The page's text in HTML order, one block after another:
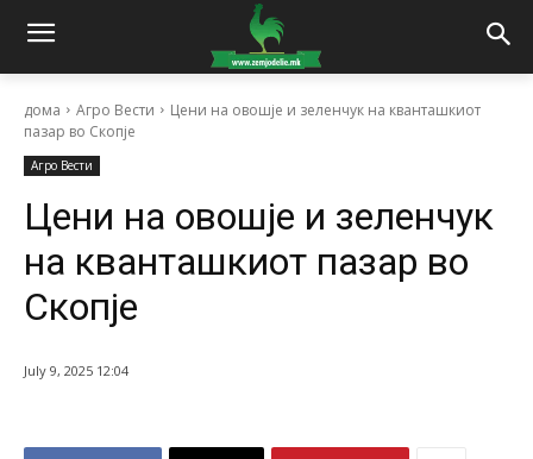
дома Агро Вести
Цени на овошје и зеленчук на кванташкиот
пазар во Скопје
Агро Вести
Цени на овошје и зеленчук
на кванташкиот пазар во
Скопје
July 9, 2025 12:04